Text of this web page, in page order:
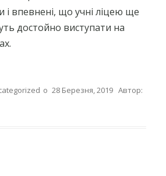
і впевнені, що учні ліцею ще
достойно виступати на
о 28 Березня, 2019 Автор: